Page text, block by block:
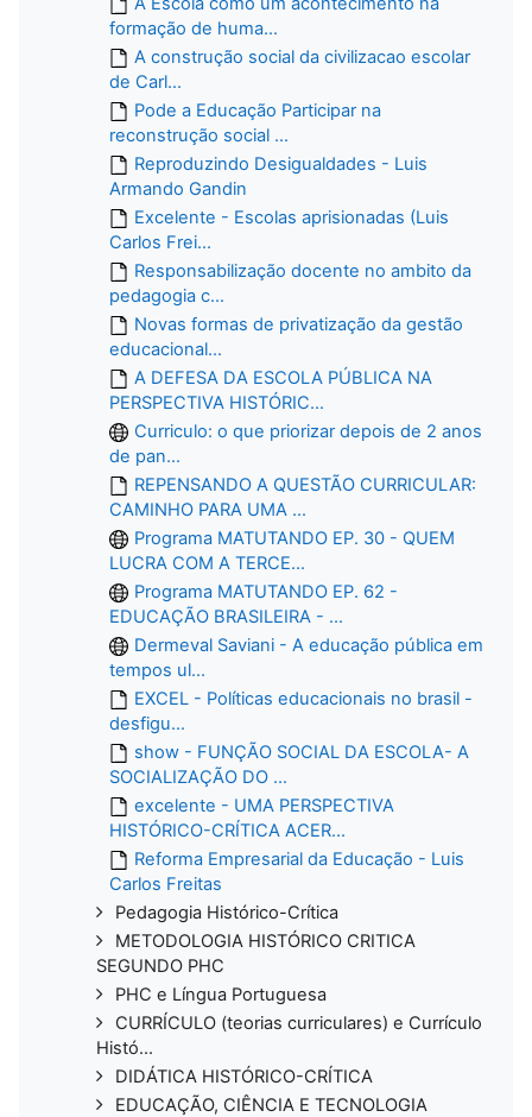
formação de huma...
A construção social da civilizacao escolar
de Carl...
Pode a Educação Participar na
reconstrução social ...
Reproduzindo Desigualdades - Luis
Armando Gandin
Excelente - Escolas aprisionadas (Luis
Carlos Frei...
Responsabilização docente no ambito da
pedagogia c...
Novas formas de privatização da gestão
educacional...
A DEFESA DA ESCOLA PÚBLICA NA
PERSPECTIVA HISTÓRIC...
Curriculo: o que priorizar depois de 2 anos
de pan...
REPENSANDO A QUESTÃO CURRICULAR:
CAMINHO PARA UMA ...
Programa MATUTANDO EP. 30 - QUEM
LUCRA COM A TERCE...
Programa MATUTANDO EP. 62 -
EDUCAÇÃO BRASILEIRA - ...
Dermeval Saviani - A educação pública em
tempos ul...
EXCEL - Políticas educacionais no brasil -
desfigu...
show - FUNÇÃO SOCIAL DA ESCOLA- A
SOCIALIZAÇÃO DO ...
excelente - UMA PERSPECTIVA
HISTÓRICO-CRÍTICA ACER...
Reforma Empresarial da Educação - Luis
Carlos Freitas
Pedagogia Histórico-Crítica
METODOLOGIA HISTÓRICO CRITICA
SEGUNDO PHC
PHC e Língua Portuguesa
CURRÍCULO (teorias curriculares) e Currículo
Histó...
DIDÁTICA HISTÓRICO-CRÍTICA
EDUCAÇÃO, CIÊNCIA E TECNOLOGIA